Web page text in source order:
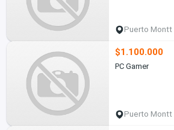
Puerto Montt
$1.100.000
PC Gamer
Puerto Montt